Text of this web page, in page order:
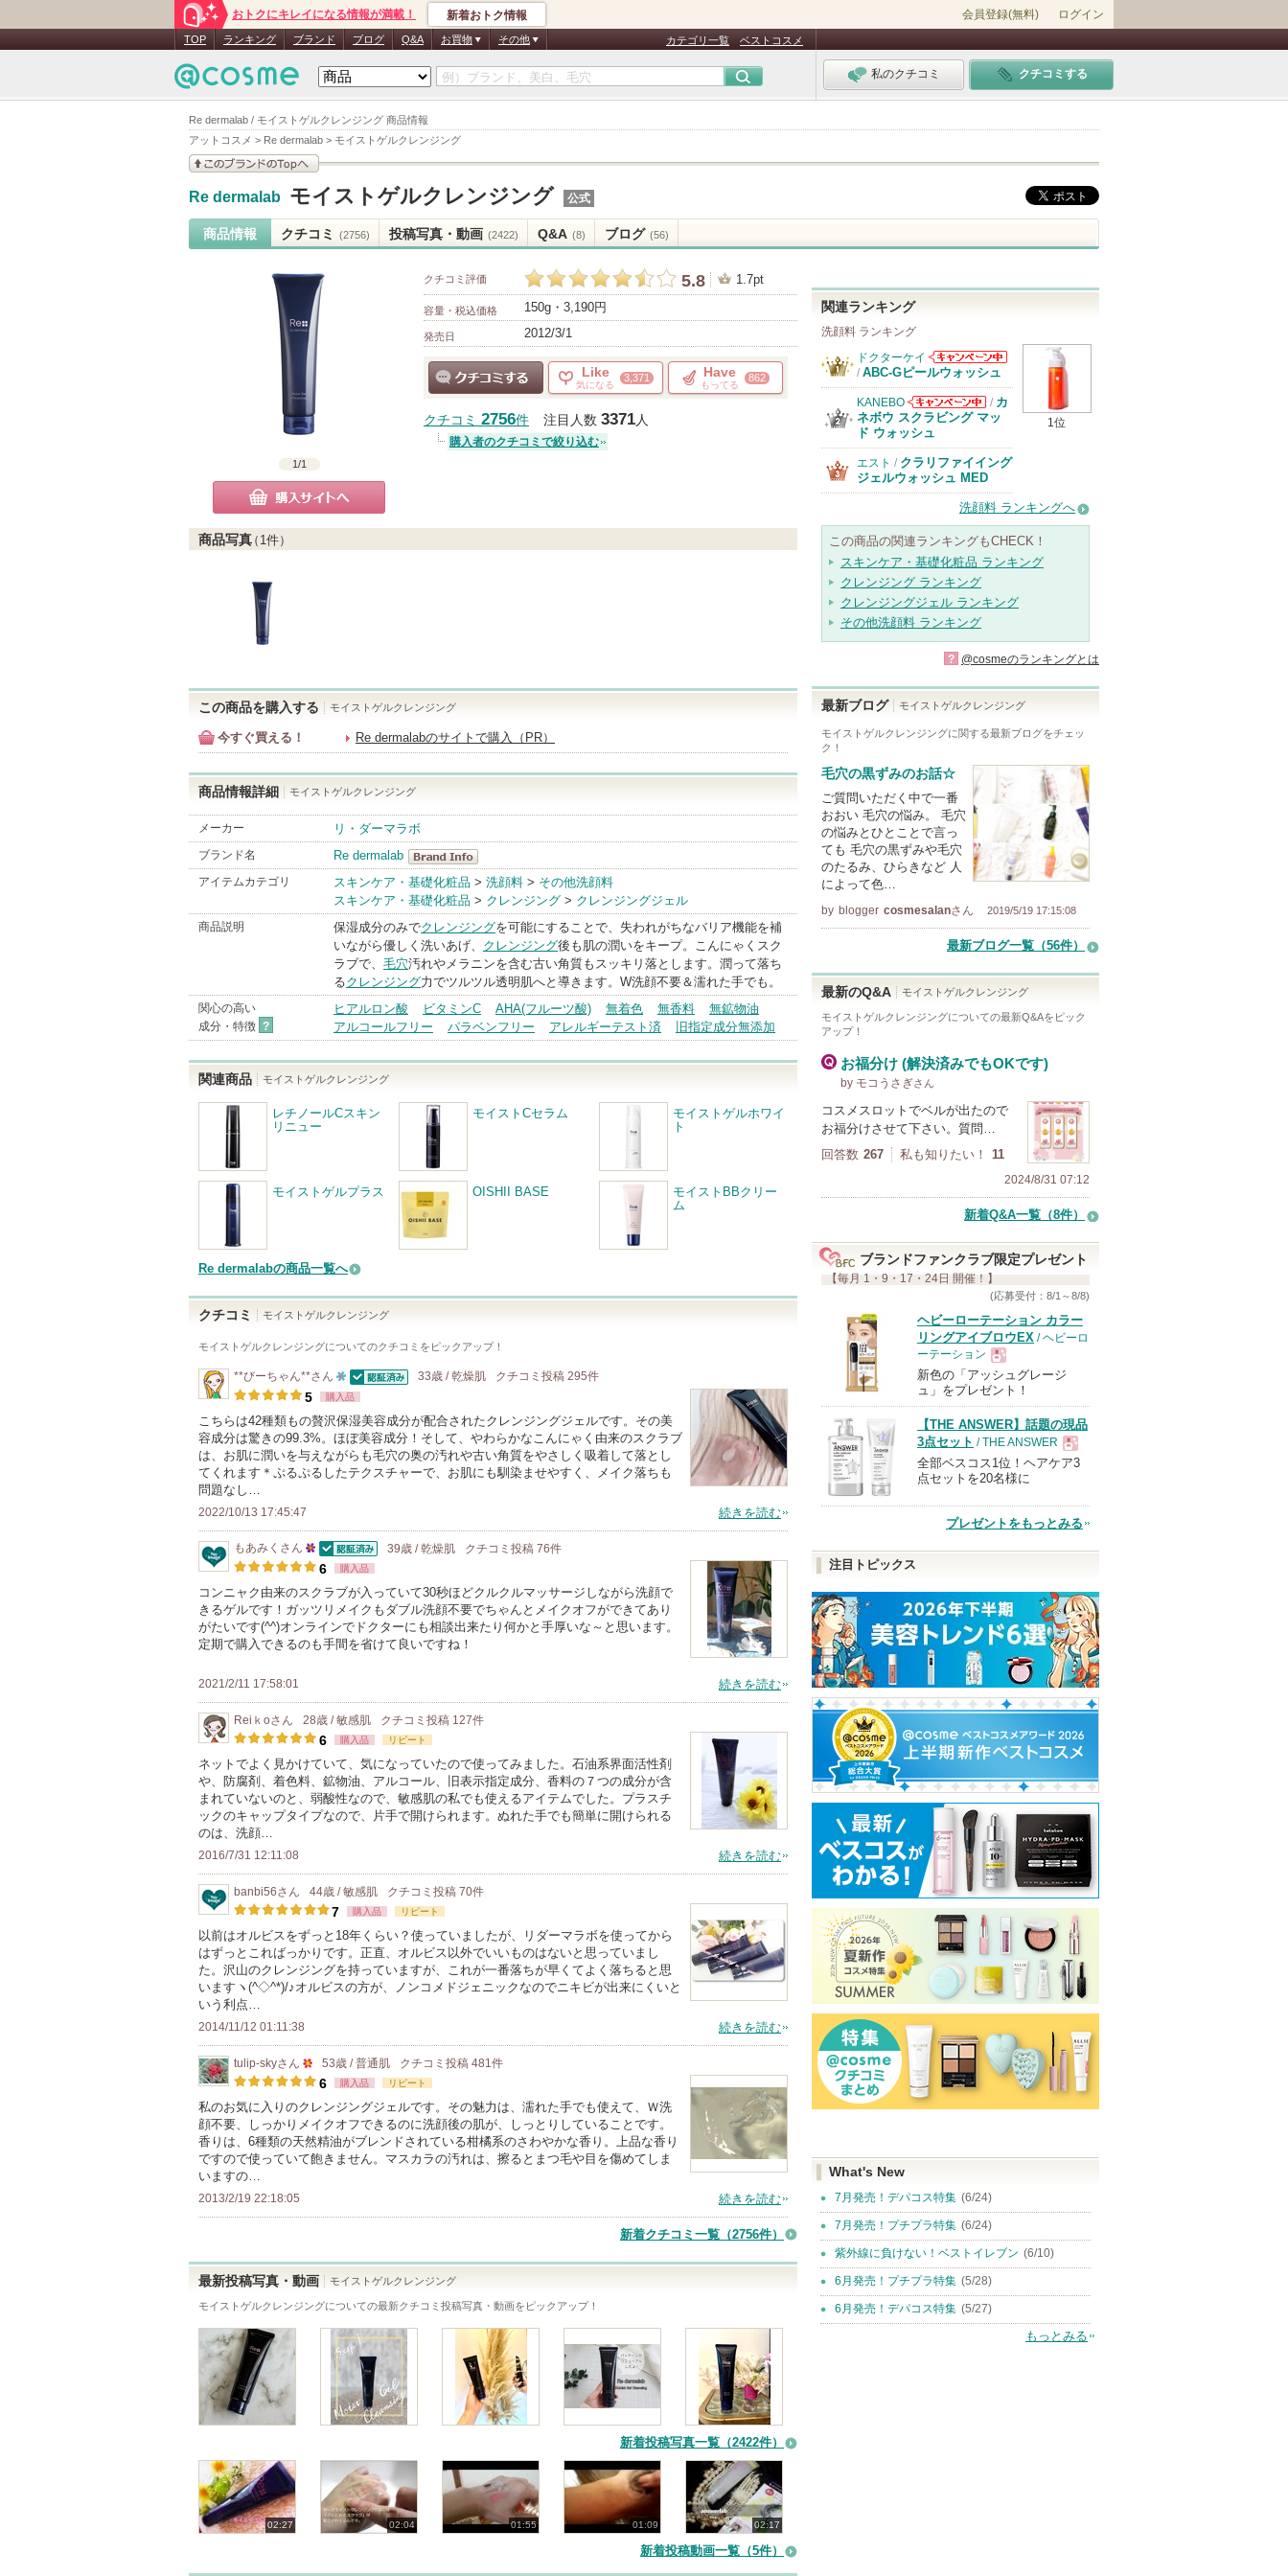
Re dermalab / モイストゲルクレンジング 商品情報
アットコスメ > Re dermalab > モイストゲルクレンジング
おトクにキレイになる情報が満載！ 新着おトク情報 会員登録(無料) ログイン
TOP ランキング ブランド ブログ Q&A お買物 その他 カテゴリ一覧 ベストコスメ
私のクチコミ クチコミする
このブランドの情報を
Re dermalab モイストゲルクレンジング 公式
商品情報 クチコミ (2756) 投稿写真・動画 (2422) Q&A (8) ブログ (56)
1/1
購入サイトへ
クチコミ評価 5.8 1.7pt
容量・税込価格 150g・3,190円
発売日 2012/3/1
Like
気になる
3,371 Have
もってる
862
クチコミ 2756件 注目人数 3371人
購入者のクチコミで絞り込む
商品写真（ 1件）
この商品を購入する モイストゲルクレンジング
今すぐ買える！ Re dermalabのサイトで購入（PR）
商品情報詳細 モイストゲルクレンジング
メーカー リ・ダーマラボ
ブランド名
Re dermalab
Re dermalab
BrandInfo
アイテムカテゴリ スキンケア・基礎化粧品 > 洗顔料 > その他洗顔料
スキンケア・基礎化粧品 > クレンジング > クレンジングジェル
商品説明 保湿成分のみでクレンジングを可能にすることで、失われがちなバリア機能を補
いながら優しく洗いあげ、 クレンジング後も肌の潤いをキープ。こんにゃくスク
ラブで、 毛穴汚れやメラニンを含む古い角質もスッキリ落とします。潤って落ち
るクレンジング力でツルツル透明肌へと導きます。W洗顔不要＆濡れた手でも。
関心の高い
成分・特徴 ?
ヒアルロン酸 ビタミンC AHA(フルーツ酸) 無着色 無香料
無鉱物油
アルコールフリー
パラベンフリー アレルギーテスト済 旧指定成分無添加
関連商品 モイストゲルクレンジング
レチノールCスキン
リニュー
モイストCセラム
モイストゲルホワイ
ト
モイストゲルプラス OISHII BASE
モイストBBクリー
ム
Re dermalabの商品一覧へ
クチコミ モイストゲルクレンジング
モイストゲルクレンジングについてのクチコミをピックアップ！
**びーちゃん**さん
10
人
以
上
ン
バ
ー
に
お
気
り
登
録
さ
れ
ま
す
認証済
33歳 / 乾燥肌 クチコミ投稿 295件
5 購入品
こちらは42種類もの贅沢保湿美容成分が配合されたクレンジングジェルです。その美
容成分は驚きの99.3%。ほぼ美容成分！そして、やわらかなこんにゃく由来のスクラブ
は、お肌に潤いを与えながらも毛穴の奥の汚れや古い角質をやさしく吸着して落とし
てくれます＊ぷるぷるしたテクスチャーで、お肌にも馴染ませやすく、メイク落ちも
問題なし…
2022/10/13 17:45:47 続きを読む
もあみく さん
25
人
以
上
ン
バ
ー
に
お
気
り
登
録
さ
れ
ま
す
認証済
39歳 / 乾燥肌 クチコミ投稿 76件
6 購入品
コンニャク由来のスクラブが入っていて30秒ほどクルクルマッサージしながら洗顔で
きるゲルです！ガッツリメイクもダブル洗顔不要でちゃんとメイクオフができてあり
がたいです(^^)オンラインでドクターにも相談出来たり何かと手厚いな～と思います。
定期で購入できるのも手間を省けて良いですね！
2021/2/11 17:58:01 続きを読む
Reiｋoさん 28歳 / 敏感肌 クチコミ投稿 127件
6 購入品 リピート
ネットでよく見かけていて、気になっていたので使ってみました。石油系界面活性剤
や、防腐剤、着色料、鉱物油、アルコール、旧表示指定成分、香料の７つの成分が含
まれていないのと、弱酸性なので、敏感肌の私でも使えるアイテムでした。プラスチ
ックのキャップタイプなので、片手で開けられます。ぬれた手でも簡単に開けられる
のは、洗顔…
2016/7/31 12:11:08 続きを読む
banbi56さん 44歳 / 敏感肌 クチコミ投稿 70件
7 購入品 リピート
以前はオルビスをずっと18年くらい？使っていましたが、リダーマラボを使ってから
はずっとこればっかりです。正直、オルビス以外でいいものはないと思っていまし
た。沢山のクレンジングを持っていますが、これが一番落ちが早くてよく落ちると思
いますヽ(^◇^*)/♪オルビスの方が、ノンコメドジェニックなのでニキビが出来にくいと
いう利点…
2014/11/12 01:11:38 続きを読む
tulip-skyさん
50
人
以
上
ン
ー
に
お
53歳 / 普通肌 クチコミ投稿 481件
6 購入品 リピート
私のお気に入りのクレンジングジェルです。その魅力は、濡れた手でも使えて、Ｗ洗
顔不要、しっかりメイクオフできるのに洗顔後の肌が、しっとりしていることです。
香りは、6種類の天然精油がブレンドされている柑橘系のさわやかな香り。上品な香り
ですので使っていて飽きません。マスカラの汚れは、擦るとまつ毛や目を傷めてしま
いますの…
2013/2/19 22:18:05 続きを読む
新着クチコミ一覧 （2756件）
最新投稿写真・動画 モイストゲルクレンジング
モイストゲルクレンジングについての最新クチコミ投稿写真・動画をピックアップ！
新着投稿写真一覧（2422件）
02:27 02:04 01:55 01:09 02:17
新着投稿動画一覧（5件）
関連ランキング
洗顔料 ランキング
1位
ドクターケイ
ドクターケイか
らのお知らせが
あります
/ ABC-Gピールウォッシュ
KANEBO
KANEBOから
のお知らせがあ
/ カ
ネボウ スクラビング マッ
ド ウォッシュ
エスト / クラリファイイング
ジェルウォッシュ MED
洗顔料 ランキングへ
この商品の関連ランキングもCHECK！
スキンケア・基礎化粧品 ランキング
クレンジング ランキング
クレンジングジェル ランキング
その他洗顔料 ランキング
? @cosmeのランキングとは
最新ブログ モイストゲルクレンジング
モイストゲルクレンジングに関する最新ブログをチェッ
ク！
毛穴の黒ずみのお話☆
ご質問いただく中で一番
おおい 毛穴の悩み。 毛穴
の悩みとひとことで言っ
ても 毛穴の黒ずみや毛穴
のたるみ、ひらきなど 人
によって色…
by blogger cosmesalanさん 2019/5/19 17:15:08
最新ブログ一覧（56件）
最新のQ&A モイストゲルクレンジング
モイストゲルクレンジングについての最新Q&Aをピック
アップ！
お福分け (解決済みでもOKです)
by モコうさぎさん
コスメスロットでベルが出たので
お福分けさせて下さい。質問…
回答数 267 私も知りたい！ 11
2024/8/31 07:12
新着Q&A一覧（8件）
ブランドファンクラブ限定プレゼント
【毎月 1・9・17・24日 開催！】
(応募受付：8/1～8/8)
ヘビーローテーション カラー
リングアイブロウEX / ヘビーロ
ーテーション
現
品
新色の「アッシュグレージ
ュ」をプレゼント！
【THE ANSWER】話題の現品
3点セット / THE ANSWER
現
品
全部ベスコス1位！ヘアケア3
点セットを20名様に
プレゼントをもっとみる
注目トピックス
What's New
7月発売！デパコス特集 (6/24)
7月発売！プチプラ特集 (6/24)
紫外線に負けない！ベストイレブン (6/10)
6月発売！プチプラ特集 (5/28)
6月発売！デパコス特集 (5/27)
もっとみる